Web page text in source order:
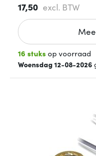
17,50 excl. BTW
16 stuksop voorraad
Woensdag 12-08-2026